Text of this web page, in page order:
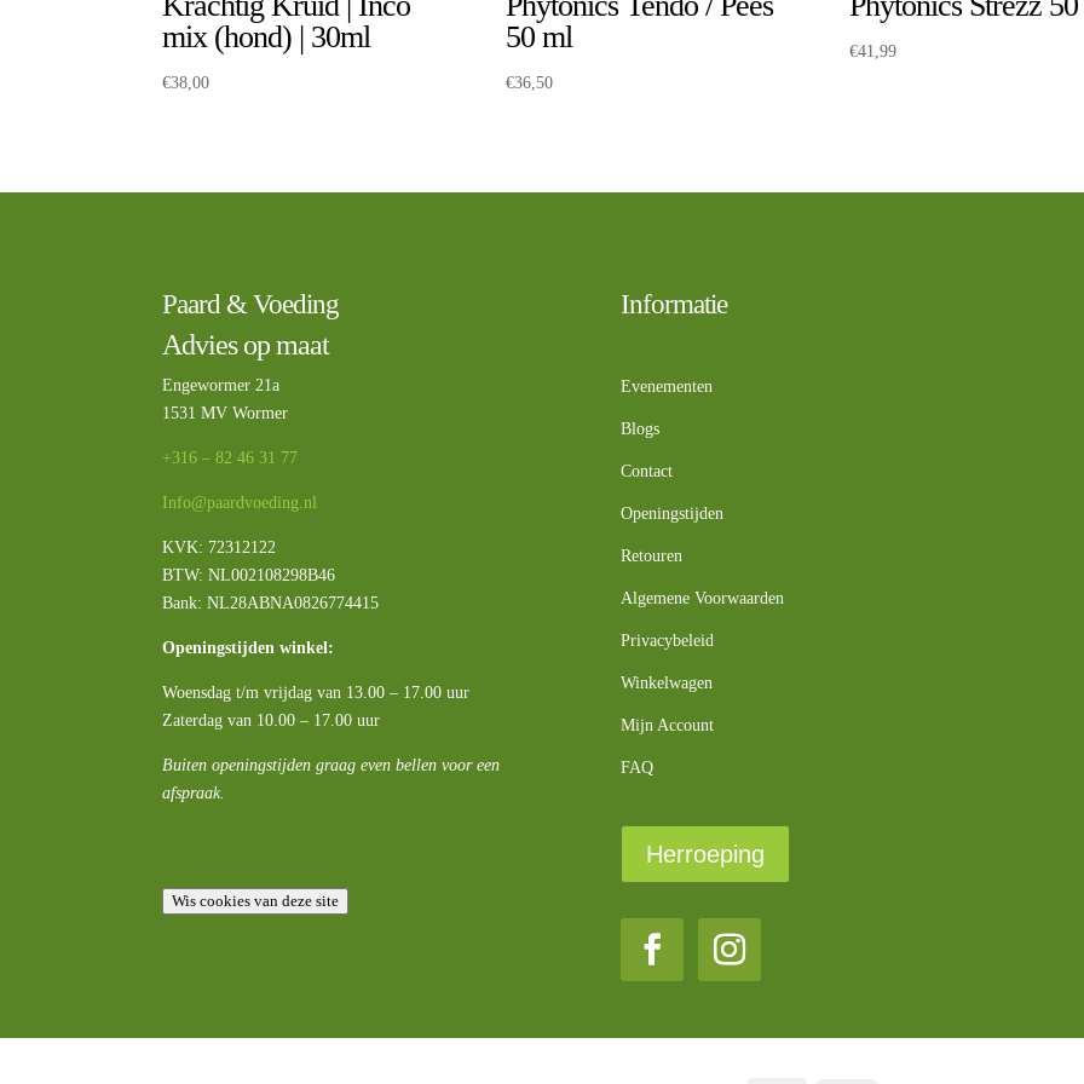
mix (hond) | 30ml
€38,00
50 ml
€36,50
€41,99
Paard & Voeding
Advies op maat
Engewormer 21a
1531 MV Wormer
+316 – 82 46 31 77
Info@paardvoeding.nl
KVK: 72312122
BTW:NL002108298B46
Bank: NL28ABNA0826774415
Openingstijden winkel:
Woensdag t/m vrijdag van 13.00 – 17.00 uur
Zaterdag van 10.00 – 17.00 uur
Buiten openingstijden graag even bellen voor een
afspraak.
Wis cookies van deze site
Informatie
Evenementen
Blogs
Contact
Openingstijden
Retouren
Algemene Voorwaarden
Privacybeleid
Winkelwagen
Mijn Account
FAQ
Herroeping